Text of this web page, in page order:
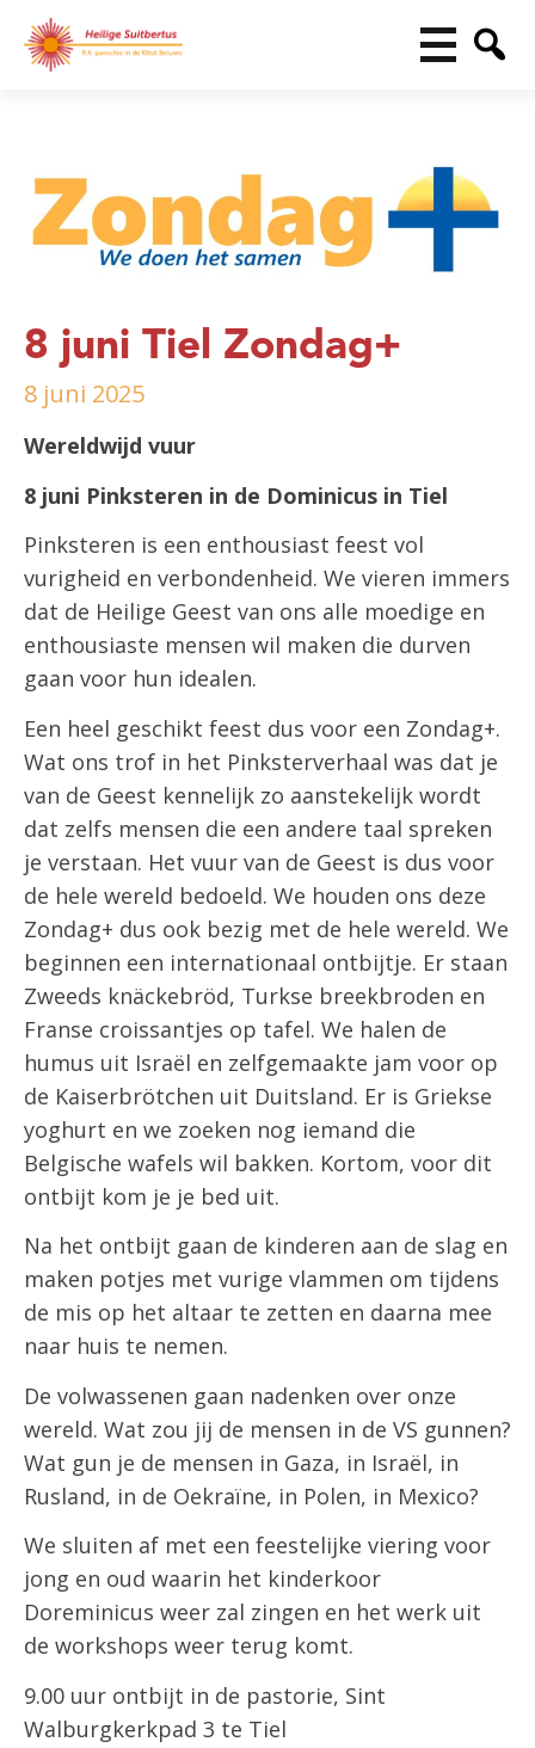
8 juni Tiel Zondag+
8 juni 2025
Wereldwijd vuur
8 juni Pinksteren in de Dominicus in Tiel
Pinksteren is een enthousiast feest vol
vurigheid en verbondenheid. We vieren immers
dat de Heilige Geest van ons alle moedige en
enthousiaste mensen wil maken die durven
gaan voor hun idealen.
Een heel geschikt feest dus voor een Zondag+.
Wat ons trof in het Pinksterverhaal was dat je
van de Geest kennelijk zo aanstekelijk wordt
dat zelfs mensen die een andere taal spreken
je verstaan. Het vuur van de Geest is dus voor
de hele wereld bedoeld. We houden ons deze
Zondag+ dus ook bezig met de hele wereld. We
beginnen een internationaal ontbijtje. Er staan
Zweeds knäckebröd, Turkse breekbroden en
Franse croissantjes op tafel. We halen de
humus uit Israël en zelfgemaakte jam voor op
de Kaiserbrötchen uit Duitsland. Er is Griekse
yoghurt en we zoeken nog iemand die
Belgische wafels wil bakken. Kortom, voor dit
ontbijt kom je je bed uit.
Na het ontbijt gaan de kinderen aan de slag en
maken potjes met vurige vlammen om tijdens
de mis op het altaar te zetten en daarna mee
naar huis te nemen.
De volwassenen gaan nadenken over onze
wereld. Wat zou jij de mensen in de VS gunnen?
Wat gun je de mensen in Gaza, in Israël, in
Rusland, in de Oekraïne, in Polen, in Mexico?
We sluiten af met een feestelijke viering voor
jong en oud waarin het kinderkoor
Doreminicus weer zal zingen en het werk uit
de workshops weer terug komt.
9.00 uur ontbijt in de pastorie, Sint
Walburgkerkpad 3 te Tiel